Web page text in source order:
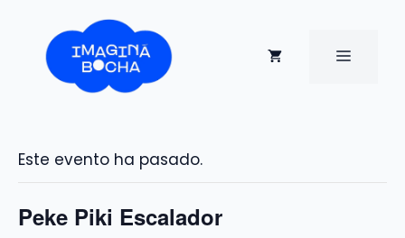
contenido
MENÚ
Este evento ha pasado.
Peke Piki Escalador